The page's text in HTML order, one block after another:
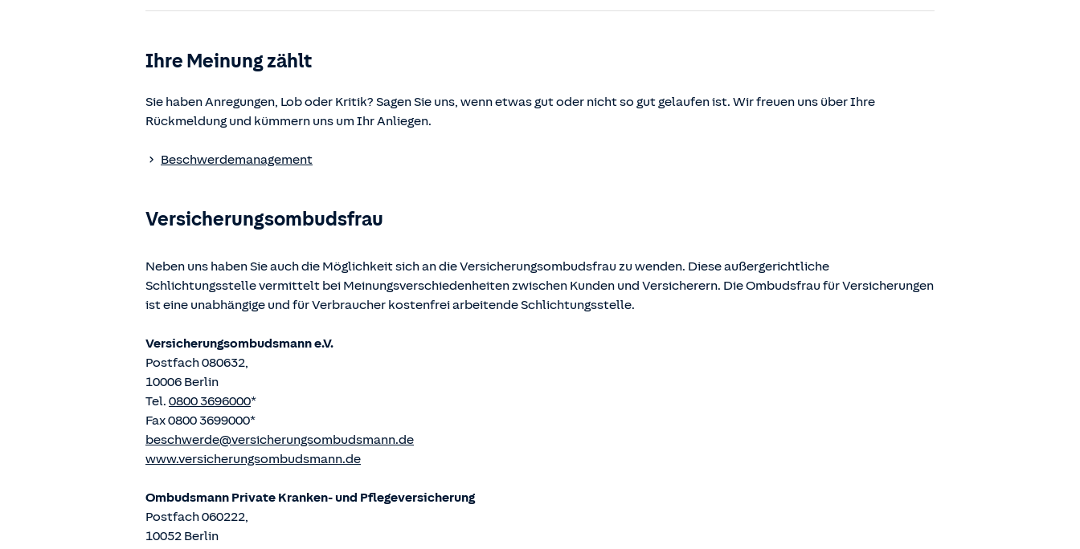
§§ 59 – 68 Gesetz über den Versicherungsvertrag (VVG)
§ 48b Versicherungsaufsichtsgesetz (VAG)
Verordnung über die Versicherungsvermittlung und -beratung (VersVermV)
www.gesetze-im-internet.de
Ihre Meinung zählt
Sie haben Anregungen, Lob oder Kritik? Sagen Sie uns, wenn etwas gut oder nicht so gut gelaufen ist. Wir freuen uns über Ihre
Rückmeldung und kümmern uns um Ihr Anliegen.
Beschwerdemanagement
Versicherungsombudsfrau
Neben uns haben Sie auch die Möglichkeit sich an die Versicherungsombudsfrau zu wenden. Diese außergerichtliche
Schlichtungsstelle vermittelt bei Meinungsverschiedenheiten zwischen Kunden und Versicherern. Die Ombudsfrau für Versicherungen
ist eine unabhängige und für Verbraucher kostenfrei arbeitende Schlichtungsstelle.
Versicherungsombudsmann e.V.
Postfach 080632,
10006 Berlin
Tel. 0800 3696000*
Fax 0800 3699000*
beschwerde@versicherungsombudsmann.de
www.versicherungsombudsmann.de
Ombudsmann Private Kranken- und Pflege­versicherung
Postfach 060222,
10052 Berlin